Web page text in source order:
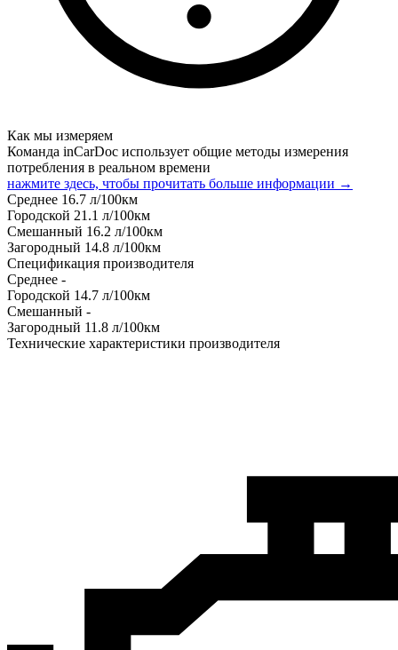
Как мы измеряем
Команда inCarDoc использует общие методы измерения
потребления в реальном времени
нажмите здесь, чтобы прочитать больше информации →
Среднее 16.7 л/100км
Городской 21.1 л/100км
Смешанный 16.2 л/100км
Загородный 14.8 л/100км
Спецификация производителя
Среднее -
Городской 14.7 л/100км
Смешанный -
Загородный 11.8 л/100км
Технические характеристики производителя